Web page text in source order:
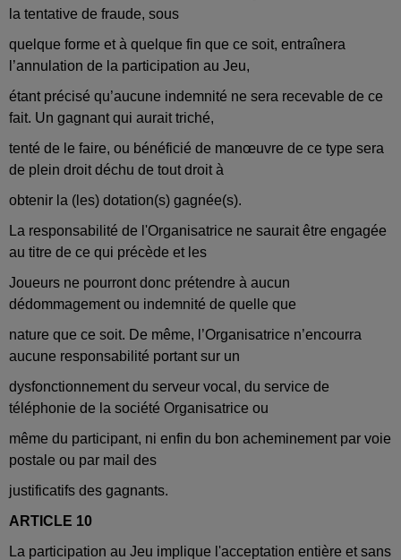
la tentative de fraude, sous
quelque forme et à quelque fin que ce soit, entraînera
l’annulation de la participation au Jeu,
étant précisé qu’aucune indemnité ne sera recevable de ce
fait. Un gagnant qui aurait triché,
tenté de le faire, ou bénéficié de manœuvre de ce type sera
de plein droit déchu de tout droit à
obtenir la (les) dotation(s) gagnée(s).
La responsabilité de l'Organisatrice ne saurait être engagée
au titre de ce qui précède et les
Joueurs ne pourront donc prétendre à aucun
dédommagement ou indemnité de quelle que
nature que ce soit. De même, l’Organisatrice n’encourra
aucune responsabilité portant sur un
dysfonctionnement du serveur vocal, du service de
téléphonie de la société Organisatrice ou
même du participant, ni enfin du bon acheminement par voie
postale ou par mail des
justificatifs des gagnants.
ARTICLE 10
La participation au Jeu implique l'acceptation entière et sans